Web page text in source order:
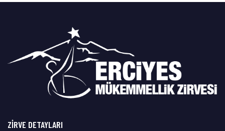
ZIRVE DETAYLARI